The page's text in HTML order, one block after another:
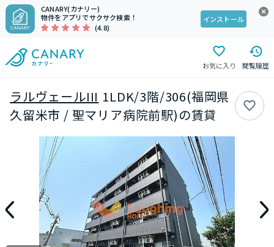
CANARY(カナリー)
物件をアプリでサクサク検索！
(4.8)
インストール
お気に入り 閲覧履歴
ラルヴェールIII 1LDK/3階/306(福岡県
久留米市 / 聖マリア病院前駅)の賃貸